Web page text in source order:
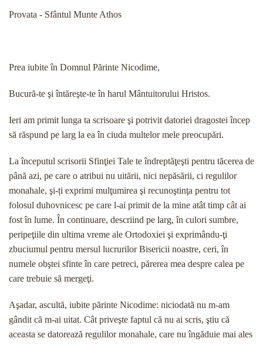
Provata - Sfântul Munte Athos
Prea iubite în Domnul Părinte Nicodime,
Bucură-te şi întăreşte-te în harul Mântuitorului Hristos.
Ieri am primit lunga ta scrisoare şi potrivit dato­riei dragostei încep
să răspund pe larg la ea în ciuda multelor mele preocupări.
La începutul scrisorii Sfinţiei Tale te îndreptăţeşti pentru tăcerea de
până azi, pe care o atribui nu uită­rii, nici nepăsării, ci regulilor
monahale, şi-ți exprimi mulţumirea şi recunoştinţa pentru tot
folosul duhov­nicesc pe care l-ai primit de la mine atât timp cât ai
fost în lume. În continuare, descriind pe larg, în culori sumbre,
peripeţiile din ultima vreme ale Ortodoxiei şi exprimându-ţi
zbuciumul pentru mersul lucrurilor Bi­sericii noastre, ceri, în
numele obştei sfinte în care petreci, părerea mea despre calea pe
care trebuie să mergeţi.
Aşadar, ascultă, iubite părinte Nicodime: niciodată nu m-am
gândit că m-ai uitat. Cât priveş­te faptul că nu ai scris, ştiu că
aceasta se datorează regulilor monahale, care nu îngăduie mai ales